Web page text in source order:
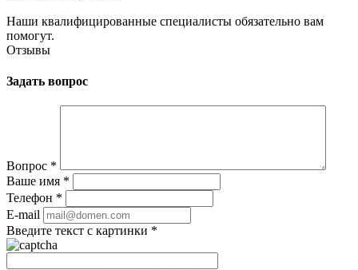
Наши квалифицированные специалисты обязательно вам
помогут.
Отзывы
Задать вопрос
Вопрос *
Ваше имя *
Телефон *
E-mail
Введите текст с картинки *